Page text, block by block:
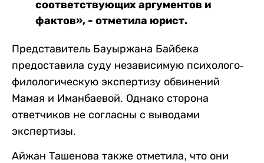
соответствующих аргументов и
фактов», - отметила юрист.
Представитель Бауыржана Байбека
предоставила суду независимую психолого-
филологическую экспертизу обвинений
Мамая и Иманбаевой. Однако сторона
ответчиков не согласны с выводами
экспертизы.
Айжан Ташенова также отметила, что они